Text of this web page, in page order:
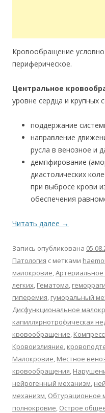
Кровообращение
периферическое.
Центральное
уровне сердца и крупных
поддержание
направление
русла в венозное и
демпфирование
диастолических
при выбросе крови
обеспечения
Читать далее →
Запись опубликована
Патология с метками
малокровие,
легких, Гематома,
гиперемия, гуморальный
Дисфункциональное
капиллярнотрофическая
кровообращение,
Кровоизлияние,
Малокровие, Местное
кровообращения,
нейрогенный механизм,
механизм, Обтурационное
полнокровие, Острое